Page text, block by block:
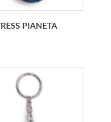
PIANETA